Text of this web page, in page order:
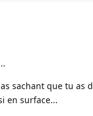
sachant que tu as
en surface...